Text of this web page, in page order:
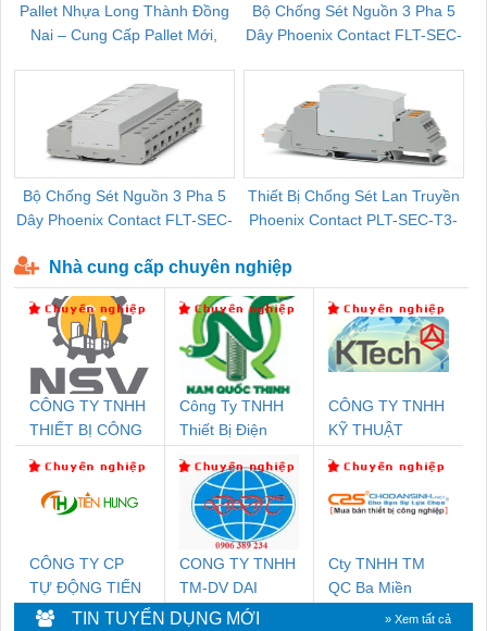
Pallet Nhựa Long Thành Đồng
Nai – Cung Cấp Pallet Mới,
Bộ Chống Sét Nguồn 3 Pha 5
Dây Phoenix Contact FLT-SEC-
Bộ Chống Sét Nguồn 3 Pha 5
Dây Phoenix Contact FLT-SEC-
Thiết Bị Chống Sét Lan Truyền
Phoenix Contact PLT-SEC-T3-
Nhà cung cấp chuyên nghiệp
CÔNG TY TNHH
THIẾT BỊ CÔNG
SETSUBI VIỆT
NAM
Công Ty TNHH
Thiết Bị Điện
CÔNG TY TNHH
KỸ THUẬT
NAM
CÔNG TY CP
TỰ ĐỘNG TIẾN
HƯNG
CONG TY TNHH
TM-DV DAI
DONG THANH
Cty TNHH TM
QC Ba Miền
TIN TUYỂN DỤNG MỚI » Xem tất cả